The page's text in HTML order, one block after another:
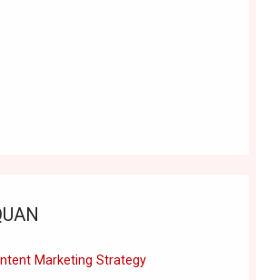
Marketing Strategy